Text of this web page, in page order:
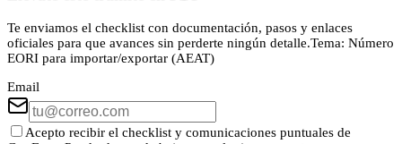
Te enviamos el checklist con documentación, pasos y enlaces
oficiales para que avances sin perderte ningún detalle.Tema: Número
EORI para importar/exportar (AEAT)
Email
Acepto recibir el checklist y comunicaciones puntuales de